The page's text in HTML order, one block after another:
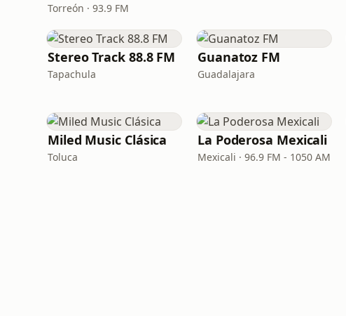
Torreón · 93.9 FM
Stereo Track 88.8 FM
Tapachula
Guanatoz FM
Guadalajara
Miled Music Clásica
Toluca
La Poderosa Mexicali
Mexicali · 96.9 FM - 1050 AM